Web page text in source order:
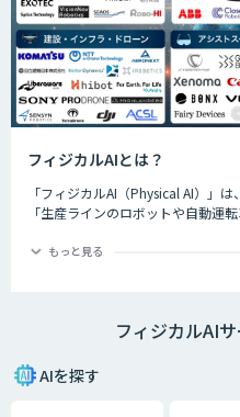
フィジカルAIとは？
「フィジカルAI（Physical AI）」
「生産ラインのロボットや自動運
術」です。
もっと見る
フィジカルAI
AIを探す